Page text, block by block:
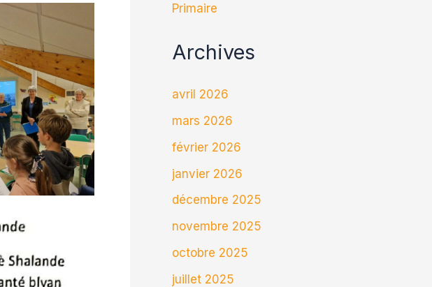
Primaire
Archives
avril 2026
mars 2026
février 2026
janvier 2026
décembre 2025
novembre 2025
octobre 2025
juillet 2025